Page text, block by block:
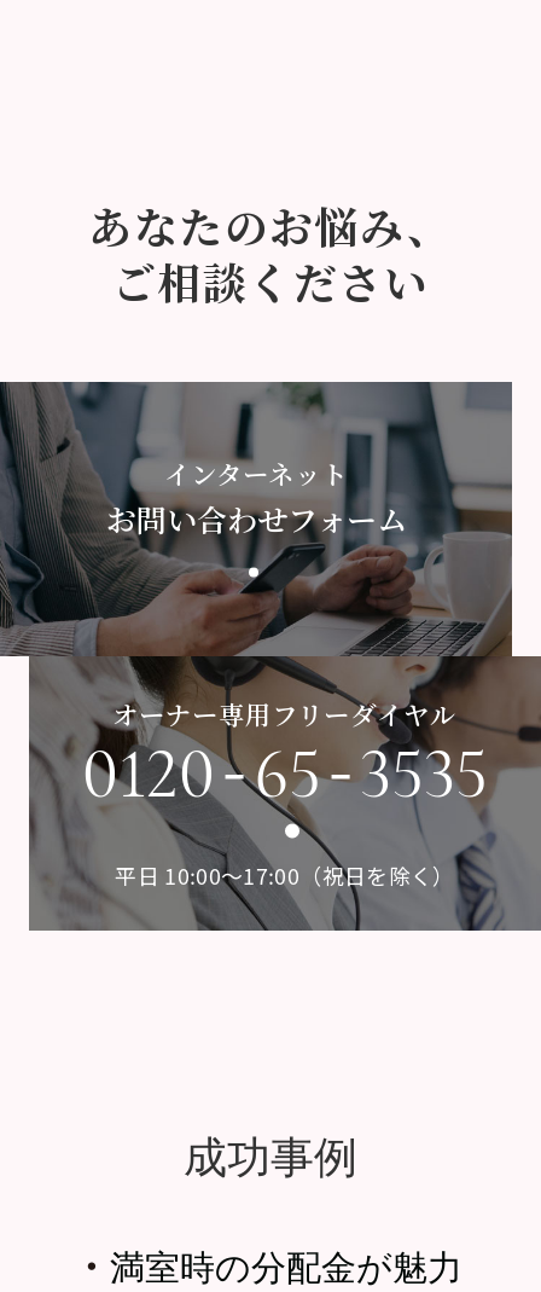
あなたのお悩み、
ご相談ください
インターネット
お問い合わせフォーム
オーナー専用フリーダイヤル
0120-65-3535
平日 10:00〜17:00（祝日を除く）
成功事例
・ 満室時の分配金が魅力